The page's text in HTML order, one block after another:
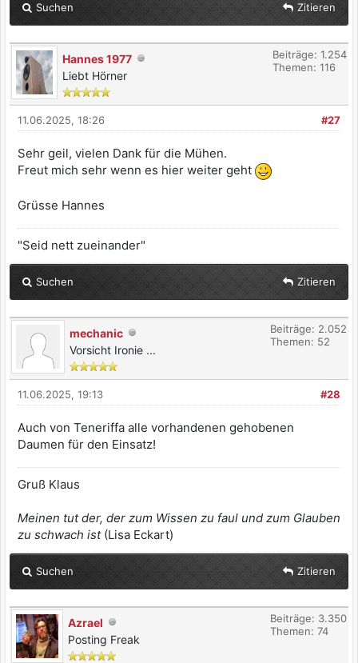
Suchen Zitieren
Hannes 1977
Liebt Hörner
Beiträge: 1.254
Themen: 116
#27
11.06.2025, 18:26
Sehr geil, vielen Dank für die Mühen.
Freut mich sehr wenn es hier weiter geht
Grüsse Hannes
"Seid nett zueinander"
Suchen Zitieren
mechanic
Vorsicht Ironie ...
Beiträge: 2.052
Themen: 52
#28
11.06.2025, 19:13
Auch von Teneriffa alle vorhandenen gehobenen
Daumen für den Einsatz!
Gruß Klaus
Meinen tut der, der zum Wissen zu faul und zum Glauben
zu schwach ist(Lisa Eckart)
Suchen Zitieren
Azrael
Posting Freak
Beiträge: 3.350
Themen: 74